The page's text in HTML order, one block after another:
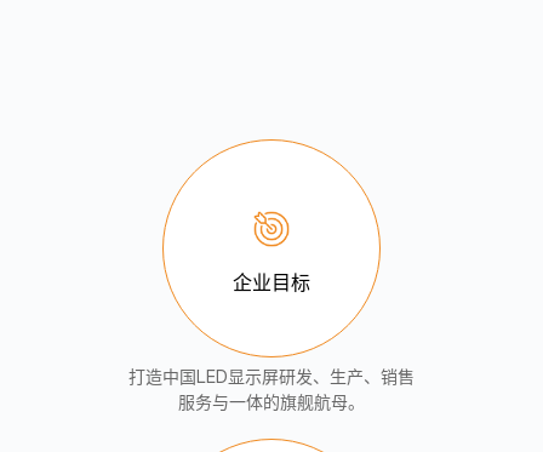
企业目标
打造中国LED显示屏研发、生产、销售
服务与一体的旗舰航母。